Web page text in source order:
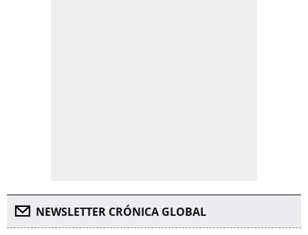
NEWSLETTER CRÓNICA GLOBAL